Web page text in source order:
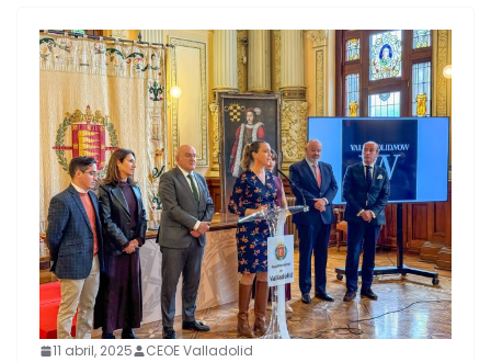
11 abril, 2025 CEOE Valladolid